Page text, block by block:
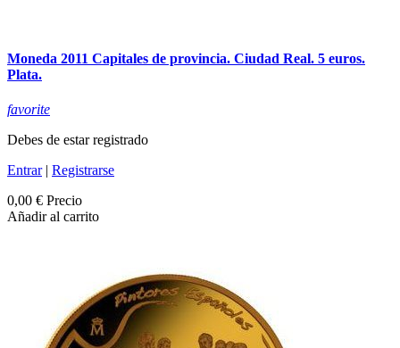
Moneda 2011 Capitales de provincia. Ciudad Real. 5 euros.
Plata.
favorite
Debes de estar registrado
Entrar| Registrarse
0,00 € Precio
Añadir al carrito